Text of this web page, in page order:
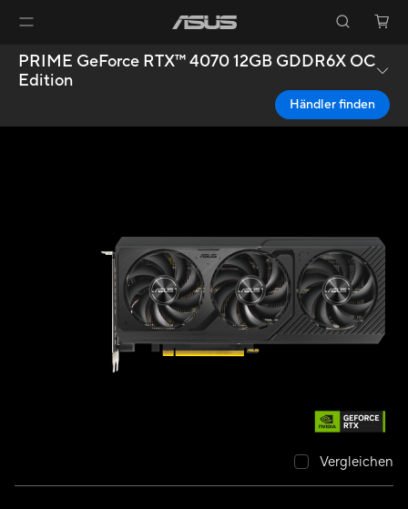
PRIME GeForce RTX™ 4070 12GB GDDR6X OC
Edition
Händler finden
Vergleichen